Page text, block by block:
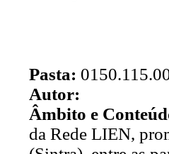
Pasta:
Autor:
Âmbito e
da Rede LIEN,